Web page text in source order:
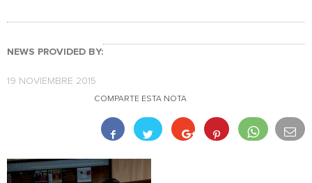
NEWS PROVIDED BY:
19 NOVIEMBRE 2015
COMPARTE ESTA NOTA